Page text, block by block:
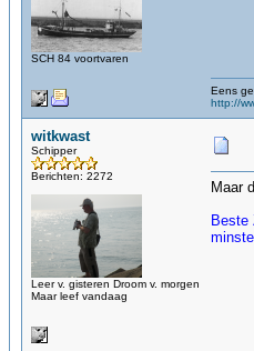
SCH 84 voortvaren
Eens
http://
witkwast
Schipper
Berichten: 2272
Leer v. gisteren Droom v. morgen
Maar leef vandaag
Maar
Beste